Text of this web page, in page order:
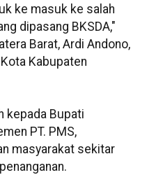
ke masuk ke salah
dipasang BKSDA,"
Barat, Ardi Andono,
Kabupaten
kepada Bupati
PT. PMS,
masyarakat sekitar